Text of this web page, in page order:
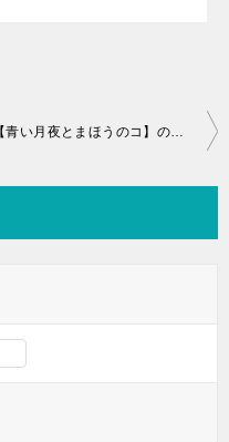
【青い月夜とまほうのコ】のあらすじや見どころを紹介！【映画すみっコぐらし第二弾】